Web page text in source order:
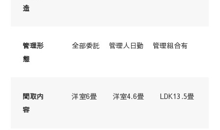
造
管理形
態
全部委託 管理人日勤 管理組合有
間取内
容
洋室6畳 洋室4.6畳 LDK13.5畳